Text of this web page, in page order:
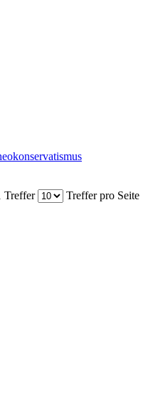
Treffer Treffer pro Seite